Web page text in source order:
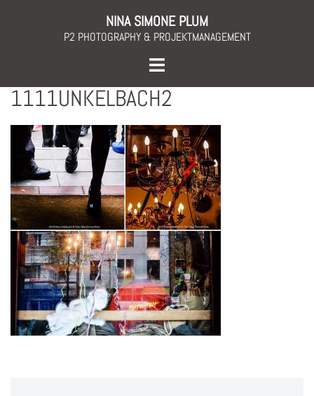
NINA SIMONE PLUM
P2 PHOTOGRAPHY & PROJEKTMANAGEMENT
Toggle
menu
1111UNKELBACH2